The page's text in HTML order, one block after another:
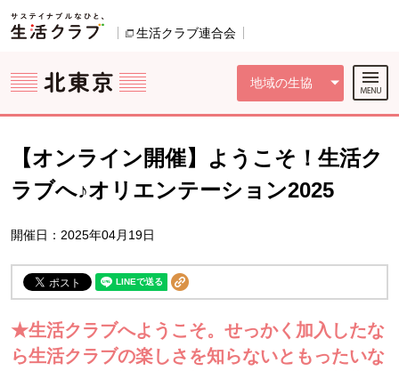
ページの先頭です。
生活クラブ連合会
地域の生協
ここからサイト内共通メニューです。
サイト内共通メニューをスキップする
サイト内共通メニューここまで。
【オンライン開催】ようこそ！生活ク
ラブへ♪オリエンテーション2025
開催日：2025年04月19日
★生活クラブへようこそ。せっかく加入したな
ら生活クラブの楽しさを知らないともったいな